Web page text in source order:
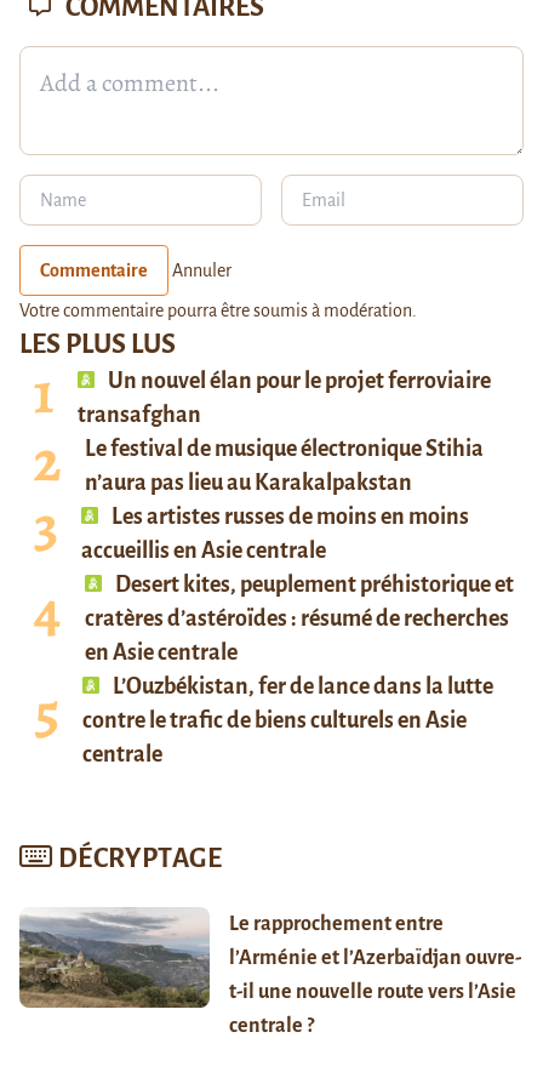
LES PLUS LUS
Un nouvel élan pour le projet ferroviaire
transafghan
Le festival de musique électronique Stihia
n’aura pas lieu au Karakalpakstan
Les artistes russes de moins en moins
accueillis en Asie centrale
Desert kites, peuplement préhistorique et
cratères d’astéroïdes : résumé de recherches
en Asie centrale
L’Ouzbékistan, fer de lance dans la lutte
contre le trafic de biens culturels en Asie
centrale
DÉCRYPTAGE
Le rapprochement entre
l’Arménie et l’Azerbaïdjan ouvre-
t-il une nouvelle route vers l’Asie
centrale ?
COMMENTAIRES
Commentaire Annuler
Votre commentaire pourra être soumis à modération.